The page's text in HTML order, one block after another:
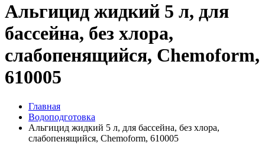
Альгицид жидкий 5 л, для
бассейна, без хлора,
слабопенящийся, Chemoform,
610005
Главная
Водоподготовка
Альгицид жидкий 5 л, для бассейна, без хлора,
слабопенящийся, Chemoform, 610005